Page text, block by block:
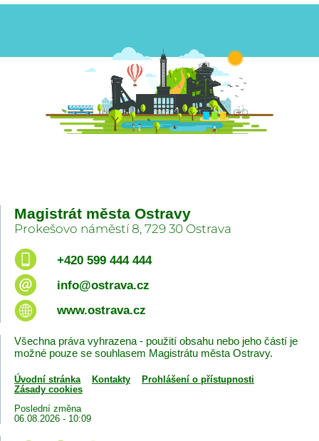
Magistrát města Ostravy
Prokešovo náměstí 8, 729 30 Ostrava
+420 599 444 444
info@ostrava.cz
www.ostrava.cz
Všechna práva vyhrazena - použití obsahu nebo jeho částí je
možné pouze se souhlasem Magistrátu města Ostravy.
Úvodní stránka Kontakty
Prohlášení o přístupnosti
Zásady cookies
Poslední změna
06.08.2026 - 10:09